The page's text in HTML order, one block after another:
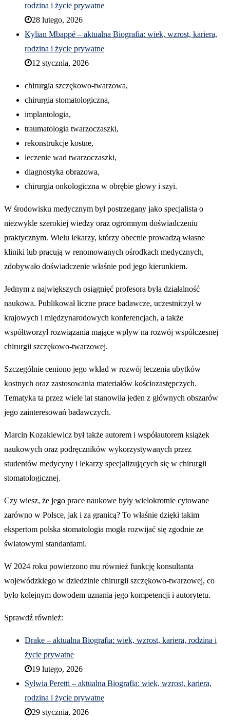
rodzina i życie prywatne
28 lutego, 2026
Kylian Mbappé – aktualna Biografia: wiek, wzrost, kariera,
rodzina i życie prywatne
12 stycznia, 2026
chirurgia szczękowo-twarzowa,
chirurgia stomatologiczna,
implantologia,
traumatologia twarzoczaszki,
rekonstrukcje kostne,
leczenie wad twarzoczaszki,
diagnostyka obrazowa,
chirurgia onkologiczna w obrębie głowy i szyi.
W środowisku medycznym był postrzegany jako specjalista o
niezwykle szerokiej wiedzy oraz ogromnym doświadczeniu
praktycznym. Wielu lekarzy, którzy obecnie prowadzą własne
kliniki lub pracują w renomowanych ośrodkach medycznych,
zdobywało doświadczenie właśnie pod jego kierunkiem.
Jednym z największych osiągnięć profesora była działalność
naukowa. Publikował liczne prace badawcze, uczestniczył w
krajowych i międzynarodowych konferencjach, a także
współtworzył rozwiązania mające wpływ na rozwój współczesnej
chirurgii szczękowo-twarzowej.
Szczególnie ceniono jego wkład w rozwój leczenia ubytków
kostnych oraz zastosowania materiałów kościozastępczych.
Tematyka ta przez wiele lat stanowiła jeden z głównych obszarów
jego zainteresowań badawczych.
Marcin Kozakiewicz był także autorem i współautorem książek
naukowych oraz podręczników wykorzystywanych przez
studentów medycyny i lekarzy specjalizujących się w chirurgii
stomatologicznej.
Czy wiesz, że jego prace naukowe były wielokrotnie cytowane
zarówno w Polsce, jak i za granicą? To właśnie dzięki takim
ekspertom polska stomatologia mogła rozwijać się zgodnie ze
światowymi standardami.
W 2024 roku powierzono mu również funkcję konsultanta
wojewódzkiego w dziedzinie chirurgii szczękowo-twarzowej, co
było kolejnym dowodem uznania jego kompetencji i autorytetu.
Sprawdź również:
Drake – aktualna Biografia: wiek, wzrost, kariera, rodzina i
życie prywatne
19 lutego, 2026
Sylwia Peretti – aktualna Biografia: wiek, wzrost, kariera,
rodzina i życie prywatne
29 stycznia, 2026